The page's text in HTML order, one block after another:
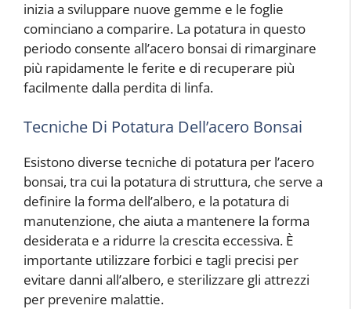
inizia a sviluppare nuove gemme e le foglie
cominciano a comparire. La potatura in questo
periodo consente all’acero bonsai di rimarginare
più rapidamente le ferite e di recuperare più
facilmente dalla perdita di linfa.
Tecniche Di Potatura Dell’acero Bonsai
Esistono diverse tecniche di potatura per l’acero
bonsai, tra cui la potatura di struttura, che serve a
definire la forma dell’albero, e la potatura di
manutenzione, che aiuta a mantenere la forma
desiderata e a ridurre la crescita eccessiva. È
importante utilizzare forbici e tagli precisi per
evitare danni all’albero, e sterilizzare gli attrezzi
per prevenire malattie.